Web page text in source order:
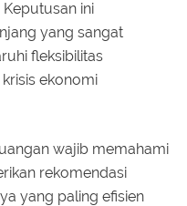
ini
yang sangat
fleksibilitas
ekonomi
wajib memahami
rekomendasi
yang paling efisien